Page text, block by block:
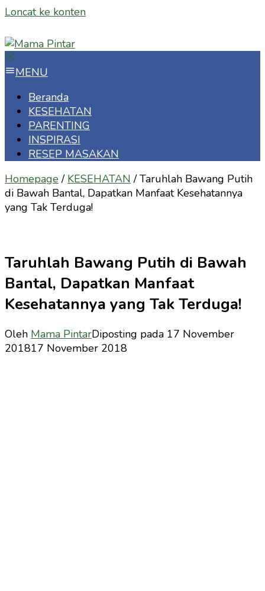
Loncat ke konten
MENU
Beranda
KESEHATAN
PARENTING
INSPIRASI
RESEP MASAKAN
Homepage / KESEHATAN / Taruhlah Bawang Putih
di Bawah Bantal, Dapatkan Manfaat Kesehatannya
yang Tak Terduga!
Taruhlah Bawang Putih di Bawah
Bantal, Dapatkan Manfaat
Kesehatannya yang Tak Terduga!
Oleh Mama PintarDiposting pada 17 November
201817 November 2018